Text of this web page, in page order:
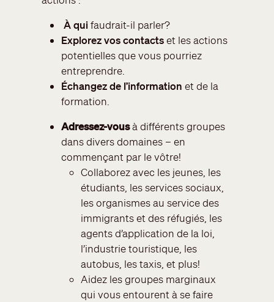
À quifaudrait-il parler?
Explorez vos contactset les actions
potentielles que vous pourriez
entreprendre.
Échangez de l’information et de la
formation.
Adressez-vousà différents groupes
dans divers domaines – en
commençant par le vôtre!
Collaborez avec les jeunes, les
étudiants, les services sociaux,
les organismes au service des
immigrants et des réfugiés, les
agents d’application de la loi,
l’industrie touristique, les
autobus, les taxis, et plus!
Aidez les groupes marginaux
qui vous entourent à se faire